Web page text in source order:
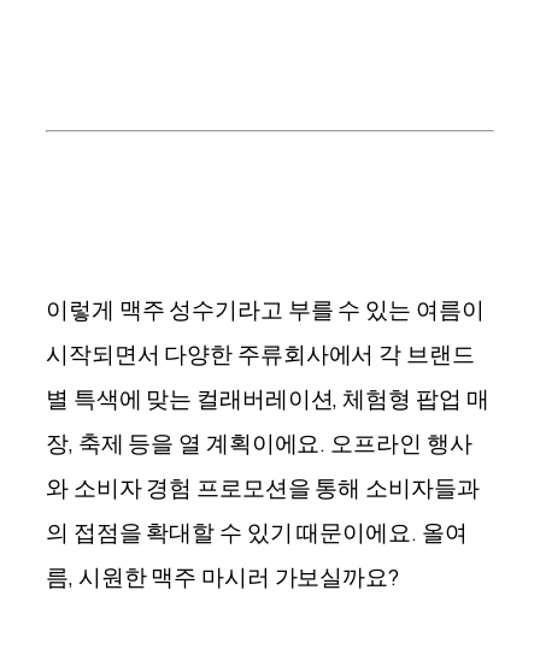
이렇게 맥주 성수기라고 부를 수 있는 여름이
시작되면서 다양한 주류회사에서 각 브랜드
별 특색에 맞는 컬래버레이션, 체험형 팝업 매
장, 축제 등을 열 계획이에요. 오프라인 행사
와 소비자 경험 프로모션을 통해 소비자들과
의 접점을 확대할 수 있기 때문이에요. 올여
름, 시원한 맥주 마시러 가보실까요?